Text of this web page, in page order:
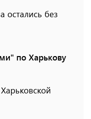
остались без
по Харькову